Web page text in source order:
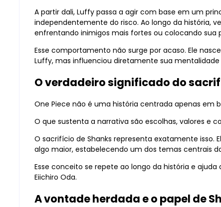
A partir dali, Luffy passa a agir com base em um
independentemente do risco. Ao longo da história,
enfrentando inimigos mais fortes ou colocando sua
Esse comportamento não surge por acaso. Ele
Luffy, mas influenciou diretamente sua
O verdadeiro significado do
One Piece não é uma história centrada apenas em
O que sustenta a narrativa são escolhas, valores e
O sacrifício de Shanks representa exatamente
algo maior, estabelecendo um dos temas centrais
Esse conceito se repete ao longo da história e
Eiichiro Oda.
A vontade herdada e o papel de